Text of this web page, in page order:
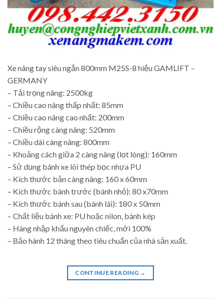
Xe nâng tay siêu ngắn 800mm M25S-8 hiệu GAMLIFT –
GERMANY
– Tải trọng nâng: 2500kg
– Chiều cao nâng thấp nhất: 85mm
– Chiều cao nâng cao nhất: 200mm
– Chiều rộng càng nâng: 520mm
– Chiều dài càng nâng: 800mm
– Khoảng cách giữa 2 càng nâng (lọt lòng): 160mm
– Sử dụng bánh xe lõi thép bọc nhựa PU
– Kích thước bản càng nâng: 160 x 60mm
– Kích thước bánh trước (bánh nhỏ): 80 x70mm
– Kích thước bánh sau (bánh lái): 180 x 50mm
– Chất liệu bánh xe: PU hoặc nilon, bánh kép
– Hàng nhập khẩu nguyên chiếc, mới 100%
– Bảo hành 12 tháng theo tiêu chuẩn của nhà sản xuất.
CONTINUE READING →